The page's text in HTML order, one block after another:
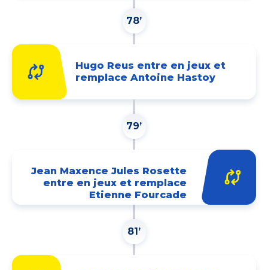
Hugo Reus entre en jeux et
remplace Antoine Hastoy
78’
79’
Jean Maxence Jules Rosette
entre en jeux et remplace
Etienne Fourcade
81’